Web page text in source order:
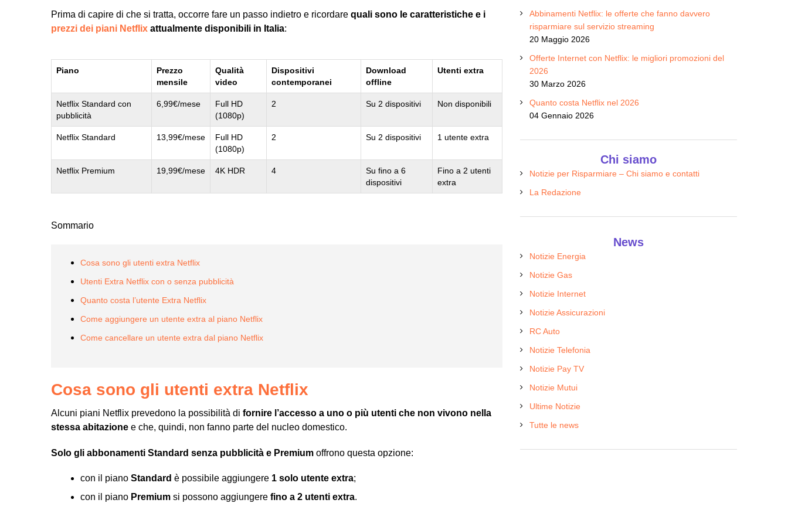
Prima di capire di che si tratta, occorre fare un passo indietro e ricordare quali sono le caratteristiche e i
prezzi dei piani Netflix attualmente disponibili in Italia:
Piano
Prezzo
mensile
Qualità
video
Dispositivi
contemporanei
Download
offline
Utenti extra
Netflix Standard con
pubblicità
6,99€/mese
Full HD
(1080p)
2 Su 2 dispositivi Non disponibili
Netflix Standard 13,99€/mese
Full HD
(1080p)
2 Su 2 dispositivi 1 utente extra
Netflix Premium 19,99€/mese 4K HDR 4
Su fino a 6
dispositivi
Fino a 2 utenti
extra
Sommario
Cosa sono gli utenti extra Netflix
Utenti Extra Netflix con o senza pubblicità
Quanto costa l’utente Extra Netflix
Come aggiungere un utente extra al piano Netflix
Come cancellare un utente extra dal piano Netflix
Cosa sono gli utenti extra Netflix
Alcuni piani Netflix prevedono la possibilità di fornire l’accesso a uno o più utenti che non vivono nella
stessa abitazione e che, quindi, non fanno parte del nucleo domestico.
Solo gli abbonamenti Standard senza pubblicità e Premium offrono questa opzione:
con il piano Standard è possibile aggiungere 1 solo utente extra;
con il piano Premium si possono aggiungere fino a 2 utenti extra.
Abbinamenti Netflix: le offerte che fanno davvero
risparmiare sul servizio streaming
20 Maggio 2026
Offerte Internet con Netflix: le migliori promozioni del
2026
30 Marzo 2026
Quanto costa Netflix nel 2026
04 Gennaio 2026
Chi siamo
Notizie per Risparmiare – Chi siamo e contatti
La Redazione
News
Notizie Energia
Notizie Gas
Notizie Internet
Notizie Assicurazioni
RC Auto
Notizie Telefonia
Notizie Pay TV
Notizie Mutui
Ultime Notizie
Tutte le news